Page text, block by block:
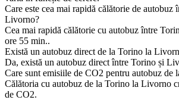
Care este cea mai rapidă călătorie de autobuz
Livorno?
Cea mai rapidă călătorie cu autobuz între
ore 55 min..
Există un autobuz direct de la Torino la
Da, există un autobuz direct între Torino și
Care sunt emisiile de CO2 pentru autobuz de
Călătoria cu autobuz de la Torino la Livorno
de CO2.